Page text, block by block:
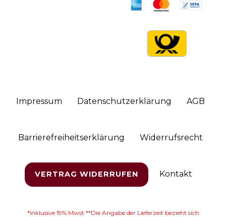
Impressum Daten­schutz­erklärung AGB
Barrierefreiheitserklärung Widerrufs­recht
VERTRAG WIDERRUFEN Kontakt
*inklusive 19% Mwst **Die Angabe der Lieferzeit bezieht sich